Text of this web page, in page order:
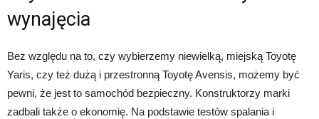
wynajęcia
Bez względu na to, czy wybierzemy niewielką, miejską Toyotę
Yaris, czy też dużą i przestronną Toyotę Avensis, możemy być
pewni, że jest to samochód bezpieczny. Konstruktorzy marki
zadbali także o ekonomię. Na podstawie testów spalania i